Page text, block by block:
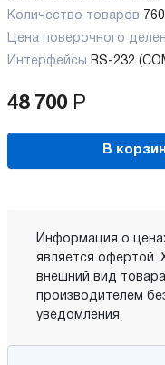
Количество товаров
Цена поверочного
Интерфейсы RS-232
48 700 Р
В
Информация о
является офертой.
внешний вид
производителем
уведомления.